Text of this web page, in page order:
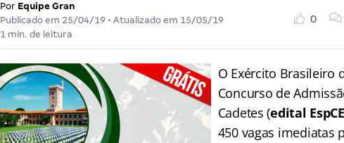
Por Equipe Gran
Publicado em 25/04/19• Atualizado em 15/05/19
1 min. de leitura
0
O Exército Brasileiro
Concurso de
Cadetes (edital
450 vagas imediatas